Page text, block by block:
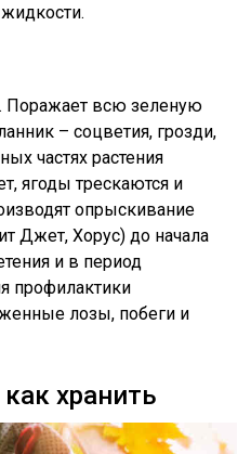
Поражает всю зеленую
– соцветия, грозди,
частях растения
ягоды трескаются и
опрыскивание
Джет, Хорус) до начала
и в период
профилактики
лозы, побеги и
хранить